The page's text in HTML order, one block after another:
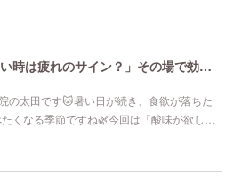
「すっぱいものが食べたい時は疲れのサイン？」その場で効果を感じる針治療をお探しなら恵比寿meilong
の太田です🐱暑い日が続き、食欲が落ちた
くなる季節ですね🌿今回は「酸味が欲し…